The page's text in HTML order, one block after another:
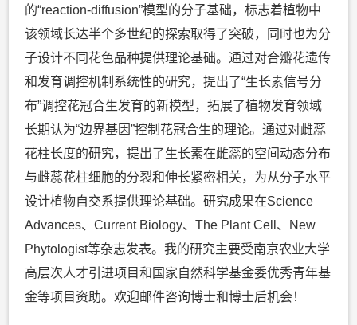
的“reaction-diffusion”模型的分子基础，标志着植物中
该领域长达半个多世纪的探索取得了突破，同时也为分
子设计不同花色品种提供理论基础。通过对合瓣花遗传
和发育调控机制系统性的研究，提出了“生长素信号分
布”调控花冠合生发育的新模型，拓展了植物发育领域
长期认为“边界基因”控制花冠合生的理论。通过对雌蕊
花柱长度的研究，提出了生长素在雌蕊的空间动态分布
与雌蕊花柱细胞的分裂和伸长紧密相关，为从分子水平
设计植物自交系提供理论基础。研究成果在Science
Advances、Current Biology、The Plant Cell、New
Phytologist等杂志发表。我的研究主要受南京农业大学
高层次人才引进项目和国家自然科学基金委优秀青年基
金等项目资助。欢迎邮件咨询博士和博士后机会！